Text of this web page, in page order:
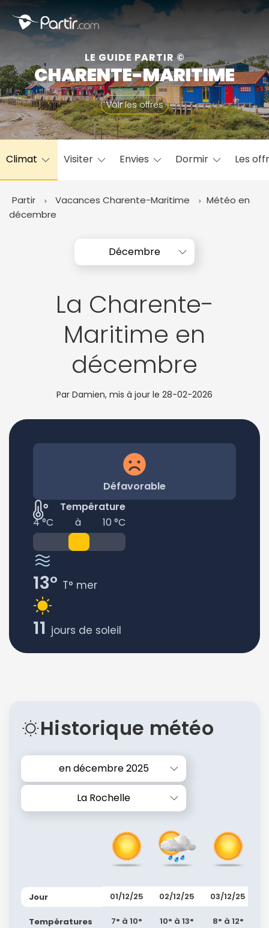
LE GUIDE PARTIR ©
CHARENTE-MARITIME
Voir les offres
Climat Visiter Envies Dormir Les
Partir Vacances Charente-Maritime
Météo en
décembre
Décembre
La Charente-
Maritime en
décembre
Par Damien, mis à jour le 28-02-2026
Défavorable
Température
4 °C
à 10 °C
13° T° mer
11 jours de soleil
Historique météo
en décembre 2025
La Rochelle
Jour
Températures
01/12/25
7° à 10°
02/12/25
10° à 13°
03/12/25
8° à 12°
Fermer
📍 Destinations populaires
☀️ Où partir par mois
Janvier
Juillet
Août Septembre
Octobre